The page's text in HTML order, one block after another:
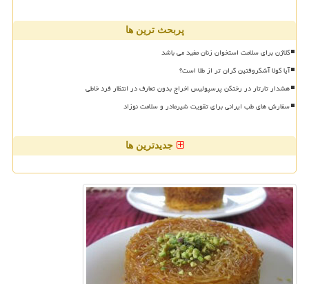
پربحث ترین ها
کلاژن برای سلامت استخوان زنان مفید می باشد
آیا کولا آشکروفتین گران تر از طلا است؟
هشدار تارتار در رختکن پرسپولیس اخراج بدون تعارف در انتظار فرد خاطی
سفارش های طب ایرانی برای تقویت شیرمادر و سلامت نوزاد
جدیدترین ها